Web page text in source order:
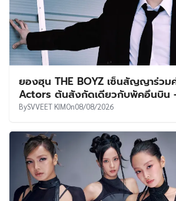
ยองฮุน THE BOYZ เซ็นสัญญาร่วม
Actors ต้นสังกัดเดียวกับพัคอึนบิน
BySVVEET KIMOn08/08/2026